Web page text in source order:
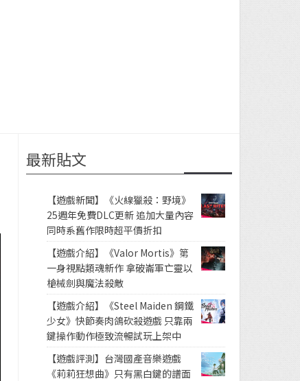
最新貼文
【遊戲新聞】《火線獵殺：野境》
25週年免費DLC更新 追加大量內容
同時系舊作限時超平價折扣
【遊戲介紹】《Valor Mortis》第
一身視點類魂新作 拿破崙軍亡靈以
槍械劍與魔法殺敵
【遊戲介紹】《Steel Maiden 鋼鐵
少女》快節奏肉鴿砍殺遊戲 只靠兩
鍵操作動作極致流暢試玩上架中
【遊戲評測】台灣國產音樂遊戲
《莉莉狂想曲》只有黑白鍵的譜面